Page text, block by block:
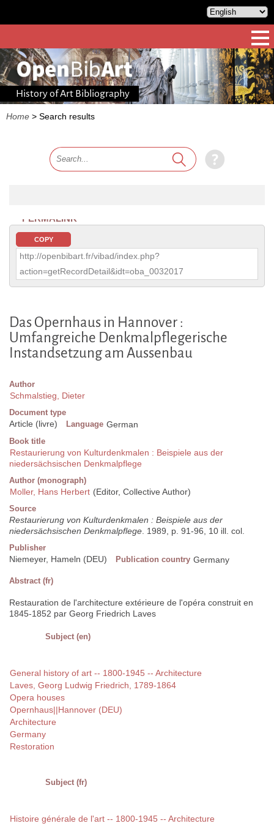
History of Art Bibliography
Home > Search results
PERMALINK
COPY
http://openbibart.fr/vibad/index.php?
action=getRecordDetail&idt=oba_0032017
Das Opernhaus in Hannover :
Umfangreiche Denkmalpflegerische
Instandsetzung am Aussenbau
Author
Schmalstieg, Dieter
Document type
Article (livre) Language German
Book title
Restaurierung von Kulturdenkmalen : Beispiele aus der
niedersächsischen Denkmalpflege
Author (monograph)
Moller, Hans Herbert (Editor, Collective Author)
Source
Restaurierung von Kulturdenkmalen : Beispiele aus der
niedersächsischen Denkmalpflege. 1989, p. 91-96, 10 ill. col.
Publisher
Niemeyer, Hameln (DEU) Publication country Germany
Abstract (fr)
Restauration de l'architecture extérieure de l'opéra construit en
1845-1852 par Georg Friedrich Laves
Subject (en)
General history of art -- 1800-1945 -- Architecture
Laves, Georg Ludwig Friedrich, 1789-1864
Opera houses
Opernhaus||Hannover (DEU)
Architecture
Germany
Restoration
Subject (fr)
Histoire générale de l'art -- 1800-1945 -- Architecture